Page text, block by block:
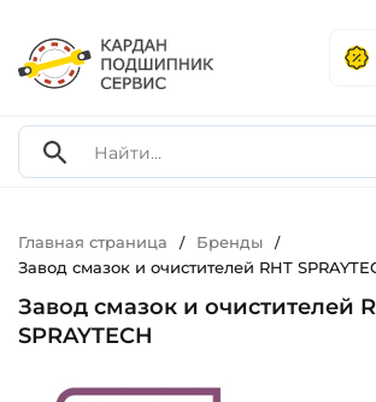
Главная страница / Бренды /
Завод смазок и очистителей RHT
Завод смазок и очистителей
SPRAYTECH